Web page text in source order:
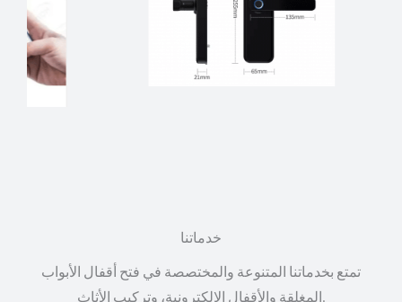
خدماتنا
تمتع بخدماتنا المتنوعة والمختصصة في فتح أقفال الأبواب